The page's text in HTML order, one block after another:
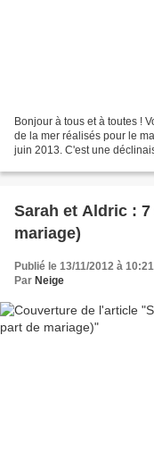
Bonjour à tous et à toutes !
de la mer réalisés pour le
juin 2013. C'est une
Sarah et Aldric :
mariage)
Publié le 13/11/2012 à 10:21
Par Neige